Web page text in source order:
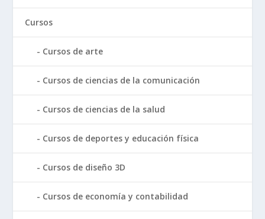
Cursos
Cursos de arte
Cursos de ciencias de la comunicación
Cursos de ciencias de la salud
Cursos de deportes y educación física
Cursos de diseño 3D
Cursos de economía y contabilidad